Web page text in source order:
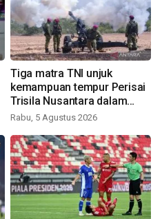
Tiga matra TNI unjuk
kemampuan tempur Perisai
Trisila Nusantara dalam
latihan di Kepri
Rabu, 5 Agustus 2026